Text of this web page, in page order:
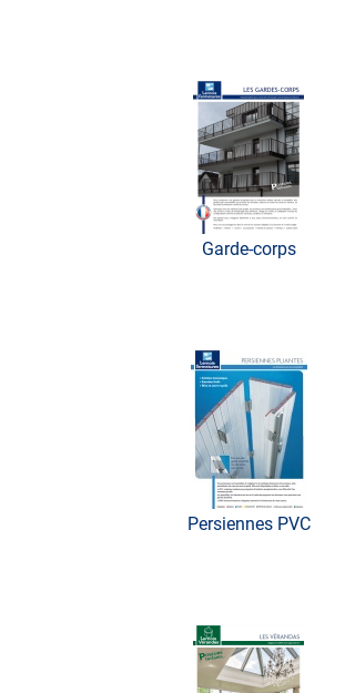
Garde-corps
Persiennes PVC